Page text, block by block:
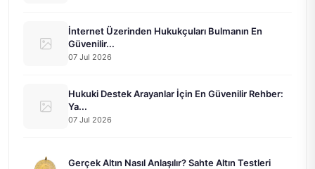
İnternet Üzerinden Hukukçuları Bulmanın En
Güvenilir...
07 Jul 2026
Hukuki Destek Arayanlar İçin En Güvenilir Rehber:
Ya...
07 Jul 2026
Gerçek Altın Nasıl Anlaşılır? Sahte Altın Testleri